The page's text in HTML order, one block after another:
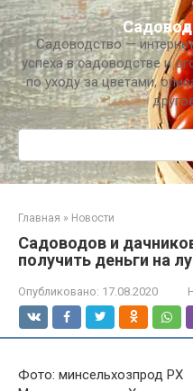
Перейти
к
контентуСадоводство —
успеха в садоводстве и
по уходу за цветами,
Поиск:
Главная » Новости
Садоводов и
получить деньги на
Опубликовано: 17.08.2020
Фото: минсельхозпрод РХ